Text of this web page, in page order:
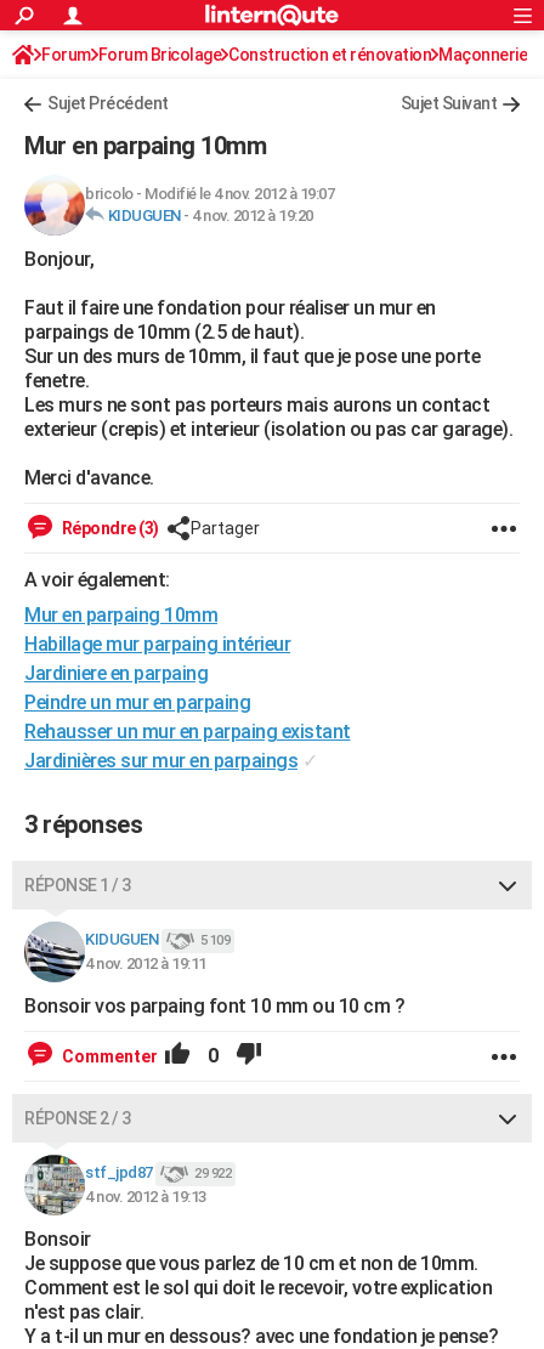
ACTUALITÉS
Politique
Société
Faits Divers
Education
Monde
Villes
+
Retraite
Impôts
Epargne
Immobilier
Risques naturels par ville
Banque
Assurance
Crédit
AUTO
Essais
Réserver un essai
Citadines
Berlines
SUV
Forum auto
+HIGH-TECH
Mobiles
Meilleur smartphone
Internet
Ordinateurs
Jeux vidéo
Guide high-tech
+BRICOLAGE
Forum
Aménagement intérieur
Extérieur
Cuisine
Salle de bains
Jardinage
Rangement
WEEK-END
Guides de France
Escapades
Patrimoine
Expositions
Musées
Week-end nature
LIFESTYLE
Art de vivre
Bien-être
Loisirs
ModeModes de vie
SANTE
Alimentation
Guide de la santé
Maladies
Médicaments
Sommeil
VOYAGE
Destinations
City break
Voyage nature
Voyage de noces
Forum
Climat
PHOTO
GUIDES D'ACHAT
BONS PLANS
CARTE DE VOEUX
Carte de Noël
Carte Bonne année
Carte Saint-Valentin
Carte Pâques
Carte d'anniversaire
DICTIONNAIRE
Dictionnaire
Biographies
Citations
Expressions
Proverbes
PROGRAMME TV
AVIS DE DÉCÈS
FORUM
Bricolage
Lifestyle
Culture
Sport
Auto
Television
Voyage
Cinema
Rechercher
S'inscrire
Connexion
Forum Forum Bricolage Construction et rénovation Maçonnerie
Sujet Précédent Sujet Suivant
Mur en parpaing 10mm
bricolo- Modifié le 4 nov. 2012 à 19:07
KIDUGUEN- 4 nov. 2012 à 19:20
Bonjour,
Faut il faire une fondation pour réaliser un mur en
parpaings de 10mm (2.5 de haut).
Sur un des murs de 10mm, il faut que je pose une porte
fenetre.
Les murs ne sont pas porteurs mais aurons un contact
exterieur (crepis) et interieur (isolation ou pas car garage).
Merci d'avance.
Répondre (3) Partager
A voir également:
Mur en parpaing 10mm
Habillage mur parpaing intérieur
Jardiniere en parpaing
Peindre un mur en parpaing
Rehausser un mur en parpaing existant
Jardinières sur mur en parpaings ✓
3 réponses
RÉPONSE 1 / 3
KIDUGUEN 5 109
4 nov. 2012 à 19:11
Bonsoir vos parpaing font 10 mm ou 10 cm ?
Commenter 0
RÉPONSE 2 / 3
stf_jpd87 29 922
4 nov. 2012 à 19:13
Bonsoir
Je suppose que vous parlez de 10 cm et non de 10mm.
Comment est le sol qui doit le recevoir, votre explication
n'est pas clair.
Y a t-il un mur en dessous? avec une fondation je pense?